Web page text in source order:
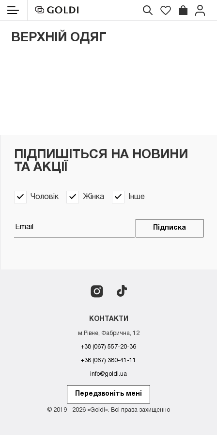
ВЕРХНІЙ ОДЯГ
КОНТАКТИ
м.Рівне, Фабрична, 12
+38 (067) 557-20-36
+38 (067) 380-41-11
info@goldi.ua
Передзвоніть мені
© 2019 - 2026 «Goldi». Всі права захищенно
ПІДПИШІТЬСЯ НА НОВИНИ
ТА АКЦІЇ
Чоловік Жінка Інше
Підписка